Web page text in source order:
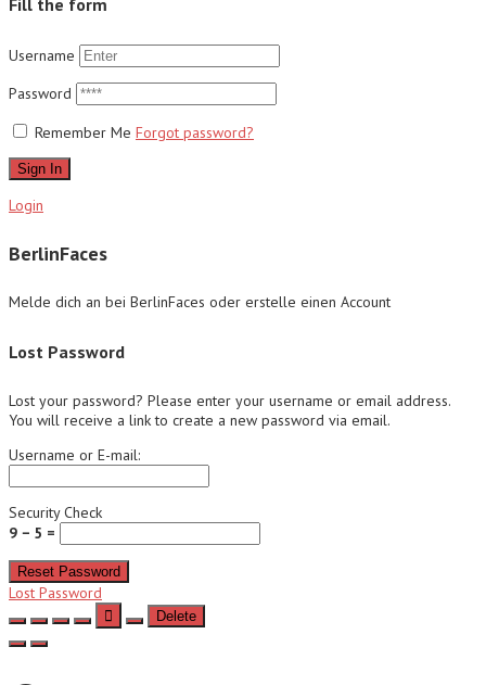
Fill the form
Username
Password
Remember Me Forgot password?
Sign In
Login
BerlinFaces
Melde dich an bei BerlinFaces oder erstelle einen Account
Lost Password
Lost your password? Please enter your username or email address.
You will receive a link to create a new password via email.
Username or E-mail:
Security Check
9 − 5 =
Reset Password
Lost Password
Delete